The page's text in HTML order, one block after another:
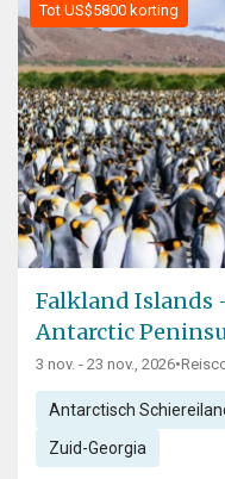
Tot US$5800 korting
Falkland Islands
Antarctic
3 nov. - 23 nov., 2026•
Antarctisch
Zuid-Georgia